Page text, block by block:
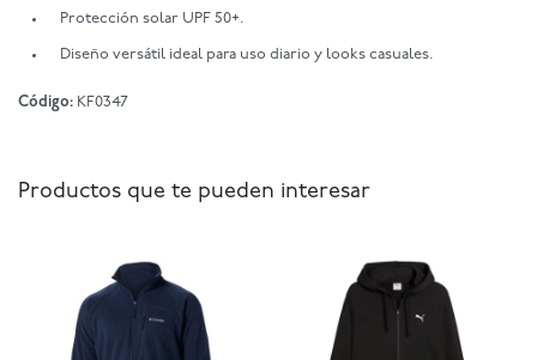
Protección solar UPF 50+.
Diseño versátil ideal para uso diario y looks casuales.
Código: KF0347
Productos que te pueden interesar